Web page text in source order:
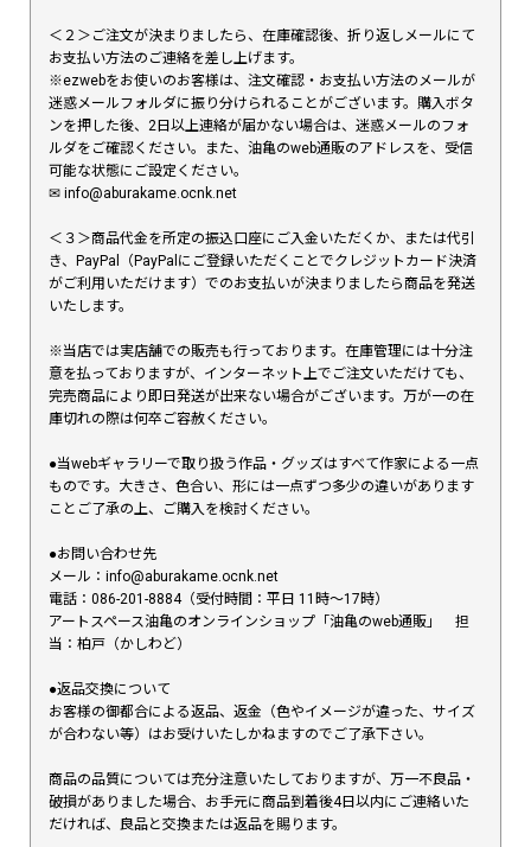
＜２＞ご注文が決まりましたら、在庫確認後、折り返しメールにて
お支払い方法のご連絡を差し上げます。
※ezwebをお使いのお客様は、注文確認・お支払い方法のメールが
迷惑メールフォルダに振り分けられることがございます。購入ボタ
ンを押した後、2日以上連絡が届かない場合は、迷惑メールのフォ
ルダをご確認ください。また、油亀のweb通販のアドレスを、受信
可能な状態にご設定ください。
✉︎ info@aburakame.ocnk.net
＜３＞商品代金を所定の振込口座にご入金いただくか、または代引
き、PayPal（PayPalにご登録いただくことでクレジットカード決済
がご利用いただけます）でのお支払いが決まりましたら商品を発送
いたします。
※当店では実店舗での販売も行っております。在庫管理には十分注
意を払っておりますが、インターネット上でご注文いただけても、
完売商品により即日発送が出来ない場合がございます。万が一の在
庫切れの際は何卒ご容赦ください。
●当webギャラリーで取り扱う作品・グッズはすべて作家による一点
ものです。大きさ、色合い、形には一点ずつ多少の違いがあります
ことご了承の上、ご購入を検討ください。
●お問い合わせ先
メール：info@aburakame.ocnk.net
電話：086-201-8884（受付時間：平日 11時〜17時）
アートスペース油亀のオンラインショップ「油亀のweb通販」 担
当：柏戸（かしわど）
●返品交換について
お客様の御都合による返品、返金（色やイメージが違った、サイズ
が合わない等）はお受けいたしかねますのでご了承下さい。
商品の品質については充分注意いたしておりますが、万一不良品・
破損がありました場合、お手元に商品到着後4日以内にご連絡いた
だければ、良品と交換または返品を賜ります。